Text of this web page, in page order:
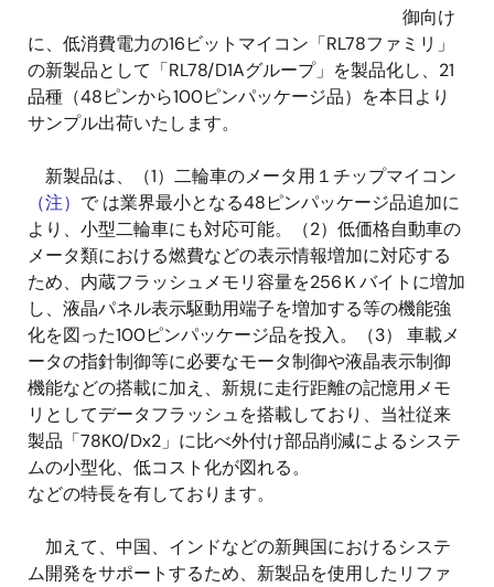
御向け
に、低消費電力の16ビットマイコン「RL78ファミリ」
の新製品として「RL78/D1Aグループ」を製品化し、21
品種（48ピンから100ピンパッケージ品）を本日より
サンプル出荷いたします。
新製品は、（1）二輪車のメータ用１チップマイコン
（注） で は業界最小となる48ピンパッケージ品追加に
より、小型二輪車にも対応可能。（2）低価格自動車の
メータ類における燃費などの表示情報増加に対応する
ため、内蔵フラッシュメモリ容量を256Ｋバイトに増加
し、液晶パネル表示駆動用端子を増加する等の機能強
化を図った100ピンパッケージ品を投入。（3） 車載メ
ータの指針制御等に必要なモータ制御や液晶表示制御
機能などの搭載に加え、新規に走行距離の記憶用メモ
リとしてデータフラッシュを搭載しており、当社従来
製品「78K0/Dx2」に比べ外付け部品削減によるシステ
ムの小型化、低コスト化が図れる。
などの特長を有しております。
加えて、中国、インドなどの新興国におけるシステ
ム開発をサポートするため、新製品を使用したリファ